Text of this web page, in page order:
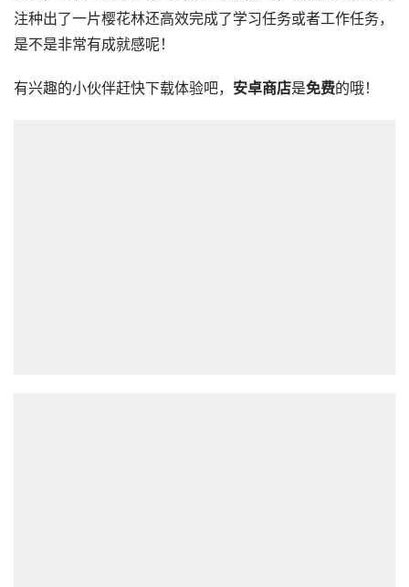
注种出了一片樱花林还高效完成了学习任务或者工作任务，
是不是非常有成就感呢！
有兴趣的小伙伴赶快下载体验吧， 安卓商店是免费的哦！